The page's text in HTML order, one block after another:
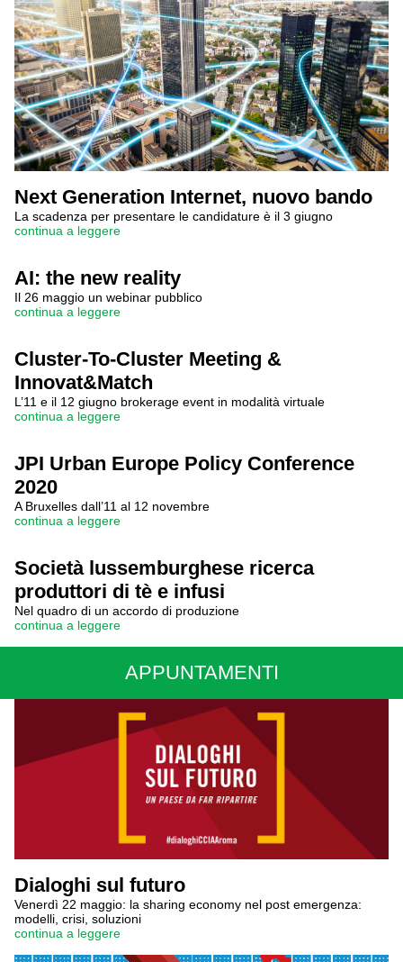
Next Generation Internet, nuovo bando
La scadenza per presentare le candidature è il 3 giugno
continua a leggere
AI: the new reality
Il 26 maggio un webinar pubblico
continua a leggere
Cluster-To-Cluster Meeting &
Innovat&Match
L’11 e il 12 giugno brokerage event in modalità virtuale
continua a leggere
JPI Urban Europe Policy Conference
2020
A Bruxelles dall’11 al 12 novembre
continua a leggere
Società lussemburghese ricerca
produttori di tè e infusi
Nel quadro di un accordo di produzione
continua a leggere
APPUNTAMENTI
Dialoghi sul futuro
Venerdì 22 maggio: la sharing economy nel post emergenza:
modelli, crisi, soluzioni
continua a leggere